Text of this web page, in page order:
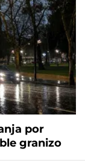
por
granizo